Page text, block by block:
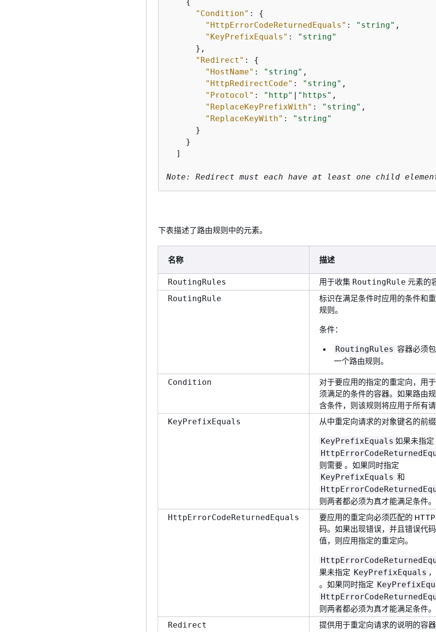
"Condition" : {
"HttpErrorCodeReturnedEquals" : "string" ,
"KeyPrefixEquals" :
"string"
      },
"Redirect" : {
"HostName" : "string" ,
"HttpRedirectCode" : "string" ,
"Protocol" : "http" | "https" ,
"ReplaceKeyPrefixWith" : "string" ,
"ReplaceKeyWith" :
"string"
      }
    }
  ]
Note: Redirect must each have at least one child
下表描述了路由规则中的元素。
名称 描述
RoutingRules 用于收集 RoutingRule 元素的
RoutingRule
标识在满足条件时应用的条件和
规则。
条件：
RoutingRules 容器必须
一个路由规则。
Condition
对于要应用的指定的重定向，用
须满足的条件的容器。如果路由
含条件，则该规则将应用于所有请
KeyPrefixEquals 从中重定向请求的对象键名的前缀
KeyPrefixEquals 如果未指定
则需要 。如果同时指定
KeyPrefixEquals 和
则两者都必须为真才能满足条件。
HttpErrorCodeReturnedEquals
要应用的重定向必须匹配的
码。如果出现错误，并且错误代
值，则应用指定的重定向。
果未指定 KeyPrefixEquals
。如果同时指定
则两者都必须为真才能满足条件。
Redirect
提供用于重定向请求的说明的容器